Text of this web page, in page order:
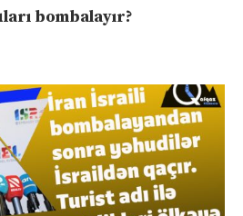
bombalayır?